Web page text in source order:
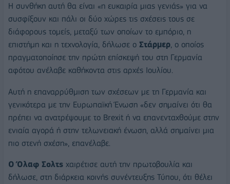
Η συνθήκη αυτή θα είναι «η ευκαιρία μιας γενιάς» για να
συσφίξουν και πάλι οι δύο χώρες τις σχέσεις τους σε
διάφορους τομείς, μεταξύ των οποίων το εμπόριο, η
επιστήμη και η τεχνολογία, δήλωσε ο Στάρμερ , ο οποίος
πραγματοποίησε την πρώτη επίσκεψή του στη Γερμανία
αφότου ανέλαβε καθήκοντα στις αρχές Ιουλίου.
Αυτή η επαναρρύθμιση των σχέσεων με τη Γερμανία και
γενικότερα με την Ευρωπαϊκή Ένωση «δεν σημαίνει ότι θα
πρέπει να ανατρέψουμε το Brexit ή να επανενταχθούμε στην
ενιαία αγορά ή στην τελωνειακή ένωση, αλλά σημαίνει μια
πιο στενή σχέση», επανέλαβε.
Ο Όλαφ Σολτς χαιρέτισε αυτή την πρωτοβουλία και
δήλωσε, στη διάρκεια κοινής συνέντευξης Τύπου, ότι θέλει